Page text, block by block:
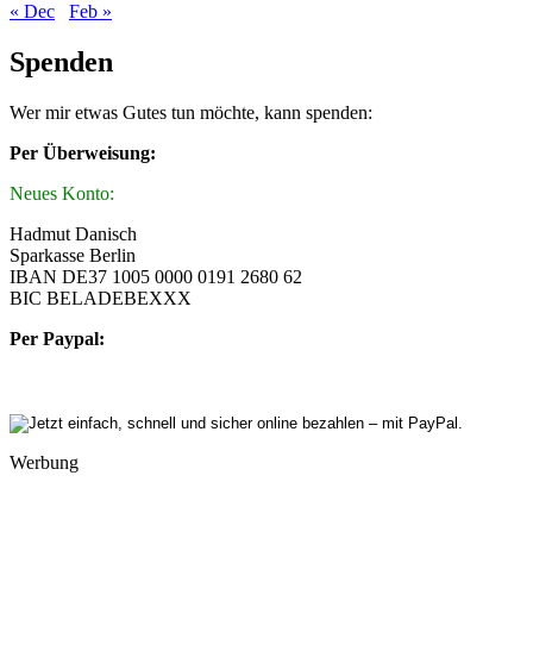
« Dec
Feb »
Spenden
Wer mir etwas Gutes tun möchte, kann spenden:
Per Überweisung:
Neues Konto:
Hadmut Danisch
Sparkasse Berlin
IBAN DE37 1005 0000 0191 2680 62
BIC BELADEBEXXX
Per Paypal:
Werbung